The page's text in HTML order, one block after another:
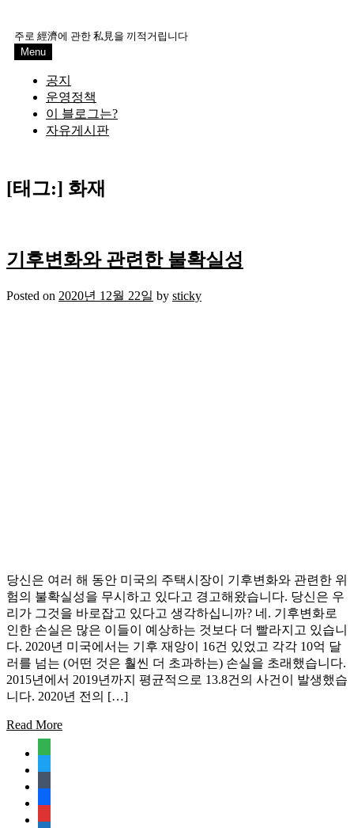
content
주로 經濟에 관한 私見을 끼적거립니다
Menu
공지
운영정책
이 블로그는?
자유게시판
[태그:] 화재
기후변화와 관련한 불확실성
Posted on 2020년 12월 22일 by sticky
당신은 여러 해 동안 미국의 주택시장이 기후변화와 관련한 위
험의 불확실성을 무시하고 있다고 경고해왔습니다. 당신은 우
리가 그것을 바로잡고 있다고 생각하십니까? 네. 기후변화로
인한 손실은 많은 이들이 예상하는 것보다 더 빨라지고 있습니
다. 2020년 미국에서는 기후 재앙이 16건 있었고 각각 10억 달
러를 넘는 (어떤 것은 훨씬 더 초과하는) 손실을 초래했습니다.
2015년에서 2019년까지 평균적으로 13.8건의 사건이 발생했습
니다. 2020년 전의 […]
Read More